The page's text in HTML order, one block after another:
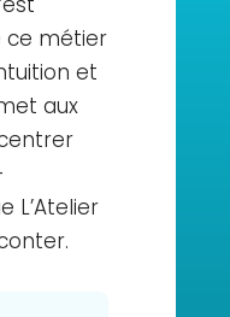
ce métier
et
aux
L’Atelier